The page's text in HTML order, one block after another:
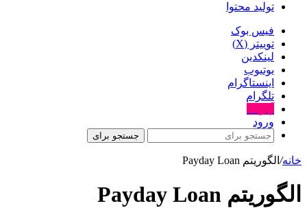
تولید محتوا
فیس بوک
توییتر (X)
لینکدین
یوتیوب
اینستاگرام
تلگرام
ورود
جستجو برای
خانه/ الگوریتم Payday Loan
الگوریتم Payday Loan